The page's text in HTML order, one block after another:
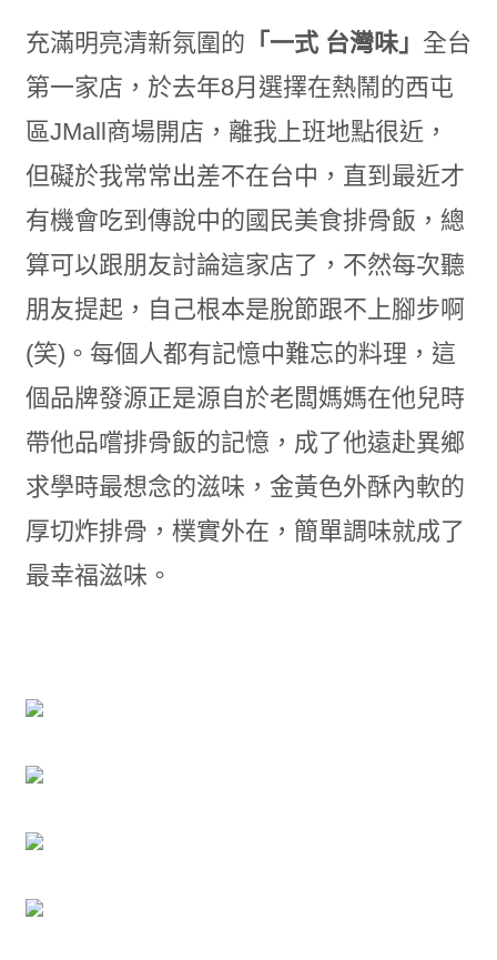
充滿明亮清新氛圍的 「一式 台灣味」 全台
第一家店，於去年8月選擇在熱鬧的西屯
區JMall商場開店，離我上班地點很近，
但礙於我常常出差不在台中，直到最近才
有機會吃到傳說中的國民美食排骨飯，總
算可以跟朋友討論這家店了，不然每次聽
朋友提起，自己根本是脫節跟不上腳步啊
(笑)。每個人都有記憶中難忘的料理，這
個品牌發源正是源自於老闆媽媽在他兒時
帶他品嚐排骨飯的記憶，成了他遠赴異鄉
求學時最想念的滋味，金黃色外酥內軟的
厚切炸排骨，樸實外在，簡單調味就成了
最幸福滋味。